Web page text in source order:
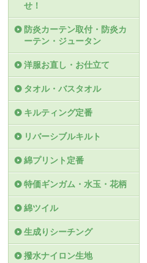
せ！
防炎カーテン取付・防炎カ
ーテン・ジュータン
洋服お直し・お仕立て
タオル・バスタオル
キルティング定番
リバーシブルキルト
綿プリント定番
特価ギンガム・水玉・花柄
綿ツイル
生成りシーチング
撥水ナイロン生地